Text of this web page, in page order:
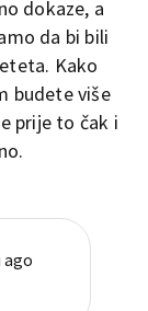
dokaze, a
da bi bili
Kako
budete više
prije to čak i
ago